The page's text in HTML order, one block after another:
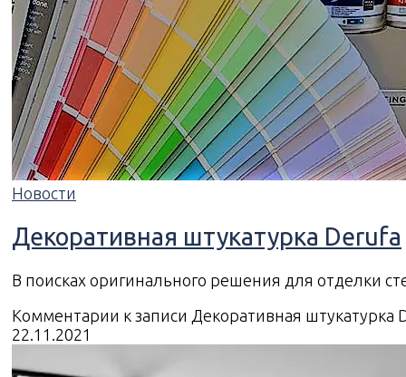
Новости
Декоративная штукатурка Derufa
В поисках оригинального решения для отделки
Комментарии к записи Декоративная штукатурка
22.11.2021